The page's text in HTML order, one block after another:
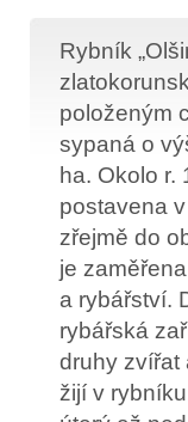
Rybník
položeným
sypaná o
ha. Okolo
postavena
zřejmě do
je
a rybářství.
rybářská
druhy zvířat
žijí v